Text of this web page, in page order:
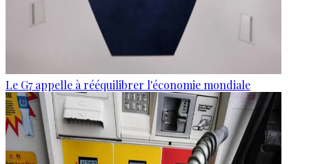
Le G7 appelle à rééquilibrer l'économie mondiale